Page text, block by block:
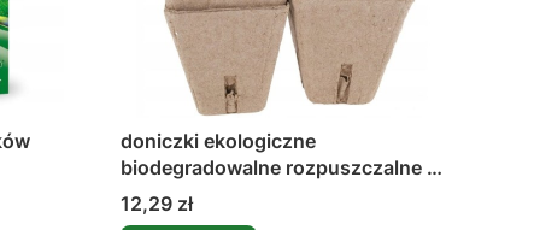
doniczki ekologiczne
biodegradowalne rozpuszczalne w
glebie 5,8cm 20 szt.
Cena
12,29 zł